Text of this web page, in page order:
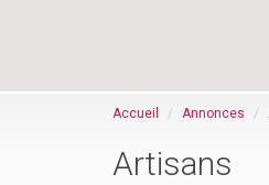
Accueil Annonces
Artisans